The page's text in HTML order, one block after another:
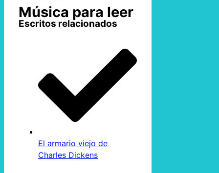
Música para leer
Escritos relacionados
El armario viejo de
Charles Dickens